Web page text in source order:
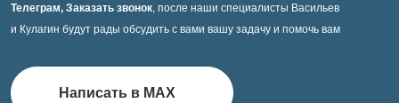
Телеграм, Заказать звонок, после наши специалисты Васильев
и Кулагин будут рады обсудить с вами вашу задачу и помочь вам
Написать в MAX